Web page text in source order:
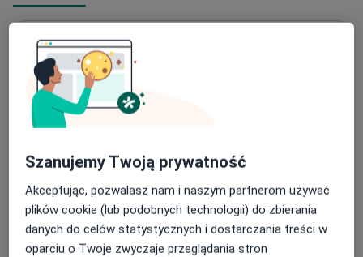
Gabinet Specjalistycznej Diagnostyki
Ginekologicznej i Położniczej
Słoneczna 2,
W tym gabinecie nie można umawiać wizyt przez
internet
Co mam zrobić w tej sytuacji?
Szanujemy Twoją prywatność
Akceptując, pozwalasz nam i naszym partnerom używać
plików cookie (lub podobnych technologii) do zbierania
danych do celów statystycznych i dostarczania treści w
oparciu o Twoje zwyczaje przeglądania stron